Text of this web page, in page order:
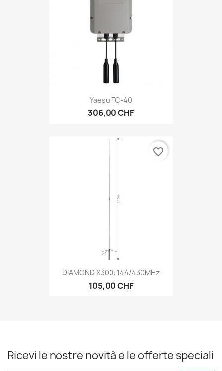
Yaesu FC-40
306,00 CHF
DIAMOND X300: 144/430MHz
105,00 CHF
favorite_border
Ricevi le nostre novità e le offerte speciali